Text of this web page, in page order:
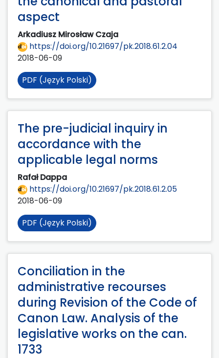
aspect
Arkadiusz Mirosław Czaja
https://doi.org/10.21697/pk.2018.61.2.04
2018-06-09
PDF (Język Polski)
The pre-judicial inquiry in
accordance with the
applicable legal norms
Rafał Dappa
https://doi.org/10.21697/pk.2018.61.2.05
2018-06-09
PDF (Język Polski)
Conciliation in the
administrative recourses
during Revision of the Code of
Canon Law. Analysis of the
legislative works on the can.
1733